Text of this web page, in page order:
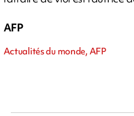
AFP
Actualités du monde, AFP